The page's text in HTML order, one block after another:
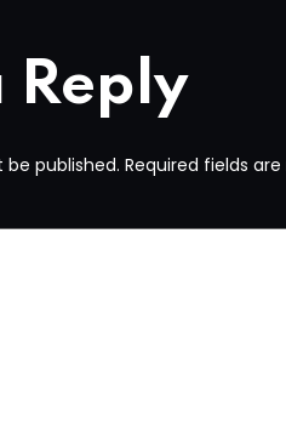
Reply
be published. Required fields